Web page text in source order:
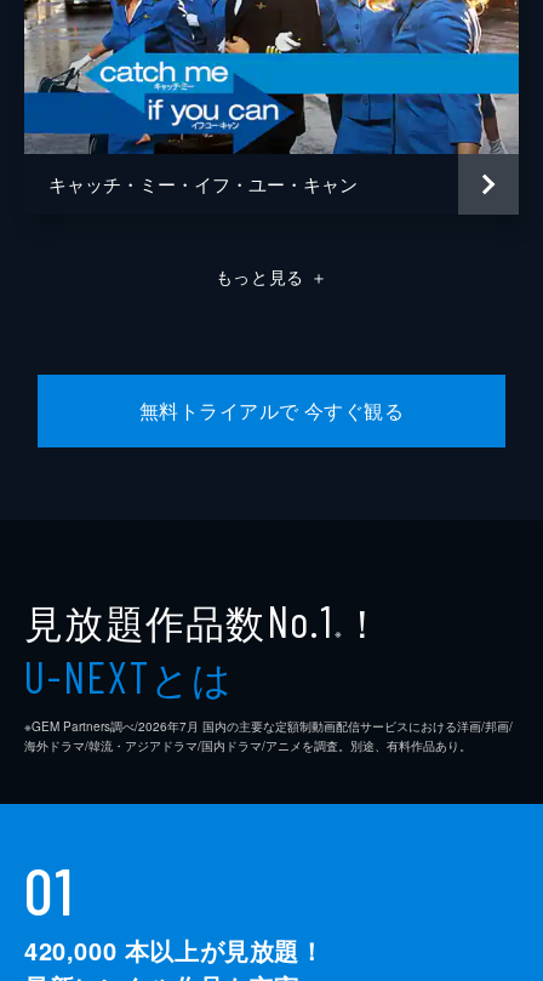
キャッチ・ミー・イフ・ユー・キャン
もっと見る ＋
無料トライアルで 今すぐ観る
見放題作品数No.1 ※ ！
U-NEXTとは
※GEM Partners調べ/2026年7⽉ 国内の主要な定額制動画配信サービスにおける洋画/邦画/
海外ドラマ/韓流・アジアドラマ/国内ドラマ/アニメを調査。別途、有料作品あり。
01
420,000 本以上が見放題！